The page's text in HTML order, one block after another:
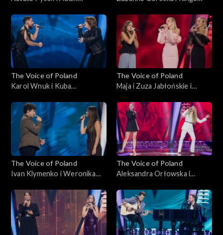
Alive”; „The Voice of Poland”,
Bitwy, 19 października 2024
Know”; „The Voice of
Poland”, Bitwy, 19
października 2024
The Voice of Poland
Karol Wnuk i Kuba
Wings”; „The Voice of
Poland”, Bitwy, 19
października 2024
The Voice of Poland
Maja i Zuza Jabłońskie i
„The Voice of Poland”, Bitwy,
19 października 2024
The Voice of Poland
Ivan Klymenko i Weronika
„The Voice of Poland”, Bitwy,
19 października 2024
The Voice of Poland
Aleksandra Orłowska i
Voice of Poland”, Bitwy, 19
października 2024